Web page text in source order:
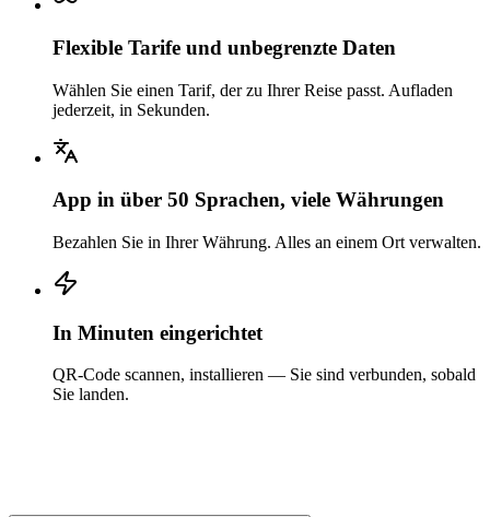
Flexible Tarife und unbegrenzte Daten
Wählen Sie einen Tarif, der zu Ihrer Reise passt. Aufladen
jederzeit, in Sekunden.
App in über 50 Sprachen, viele Währungen
Bezahlen Sie in Ihrer Währung. Alles an einem Ort verwalten.
In Minuten eingerichtet
QR-Code scannen, installieren — Sie sind verbunden, sobald
Sie landen.